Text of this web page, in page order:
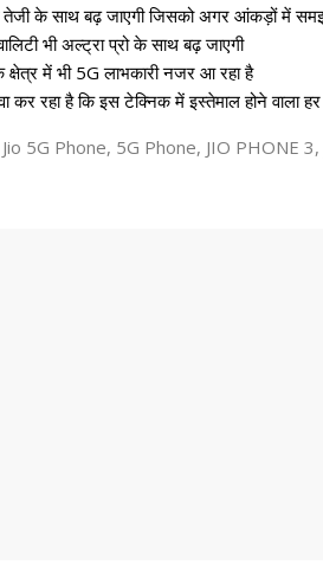
के साथ बढ़ जाएगी जिसको अगर आंकड़ों में
भी अल्ट्रा प्रो के साथ बढ़ जाएगी
क्षेत्र में भी 5G लाभकारी नजर आ रहा है
कर रहा है कि इस टेक्निक में इस्तेमाल होने वाला